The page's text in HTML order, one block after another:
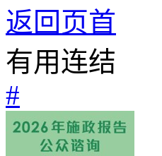
返回页首
有用连结
#